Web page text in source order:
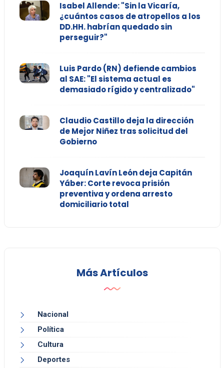
Isabel Allende: "Sin la Vicaría,
¿cuántos casos de atropellos a los
DD.HH. habrían quedado sin
perseguir?"
Luis Pardo (RN) defiende cambios
al SAE: "El sistema actual es
demasiado rígido y centralizado"
Claudio Castillo deja la dirección
de Mejor Niñez tras solicitud del
Gobierno
Joaquín Lavín León deja Capitán
Yáber: Corte revoca prisión
preventiva y ordena arresto
domiciliario total
Más Artículos
Nacional
Política
Cultura
Deportes